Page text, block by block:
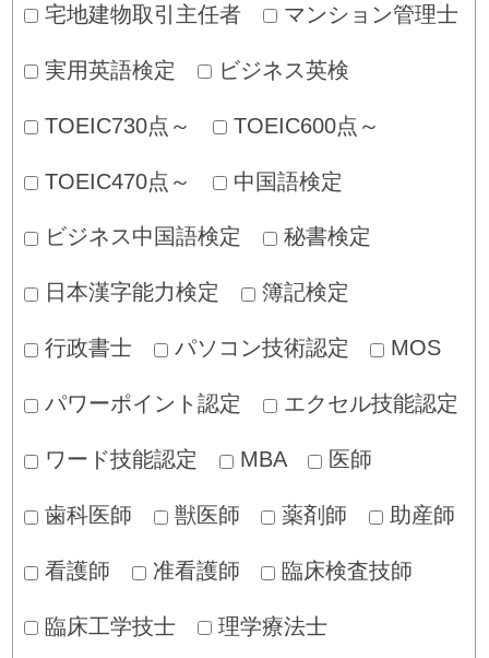
宅地建物取引主任者 マンション管理士
実用英語検定 ビジネス英検
TOEIC730点～ TOEIC600点～
TOEIC470点～ 中国語検定
ビジネス中国語検定 秘書検定
日本漢字能力検定 簿記検定
行政書士 パソコン技術認定 MOS
パワーポイント認定 エクセル技能認定
ワード技能認定 MBA 医師
歯科医師 獣医師 薬剤師 助産師
看護師 准看護師 臨床検査技師
臨床工学技士 理学療法士